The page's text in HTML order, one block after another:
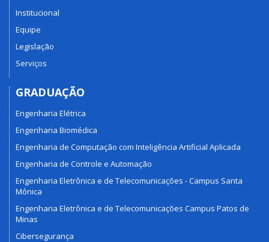
Institucional
Equipe
Legislação
Serviços
GRADUAÇÃO
Engenharia Elétrica
Engenharia Biomédica
Engenharia de Computação com Inteligência Artificial Aplicada
Engenharia de Controle e Automação
Engenharia Eletrônica e de Telecomunicações - Campus Santa
Mônica
Engenharia Eletrônica e de Telecomunicações Campus Patos de
Minas
Cibersegurança